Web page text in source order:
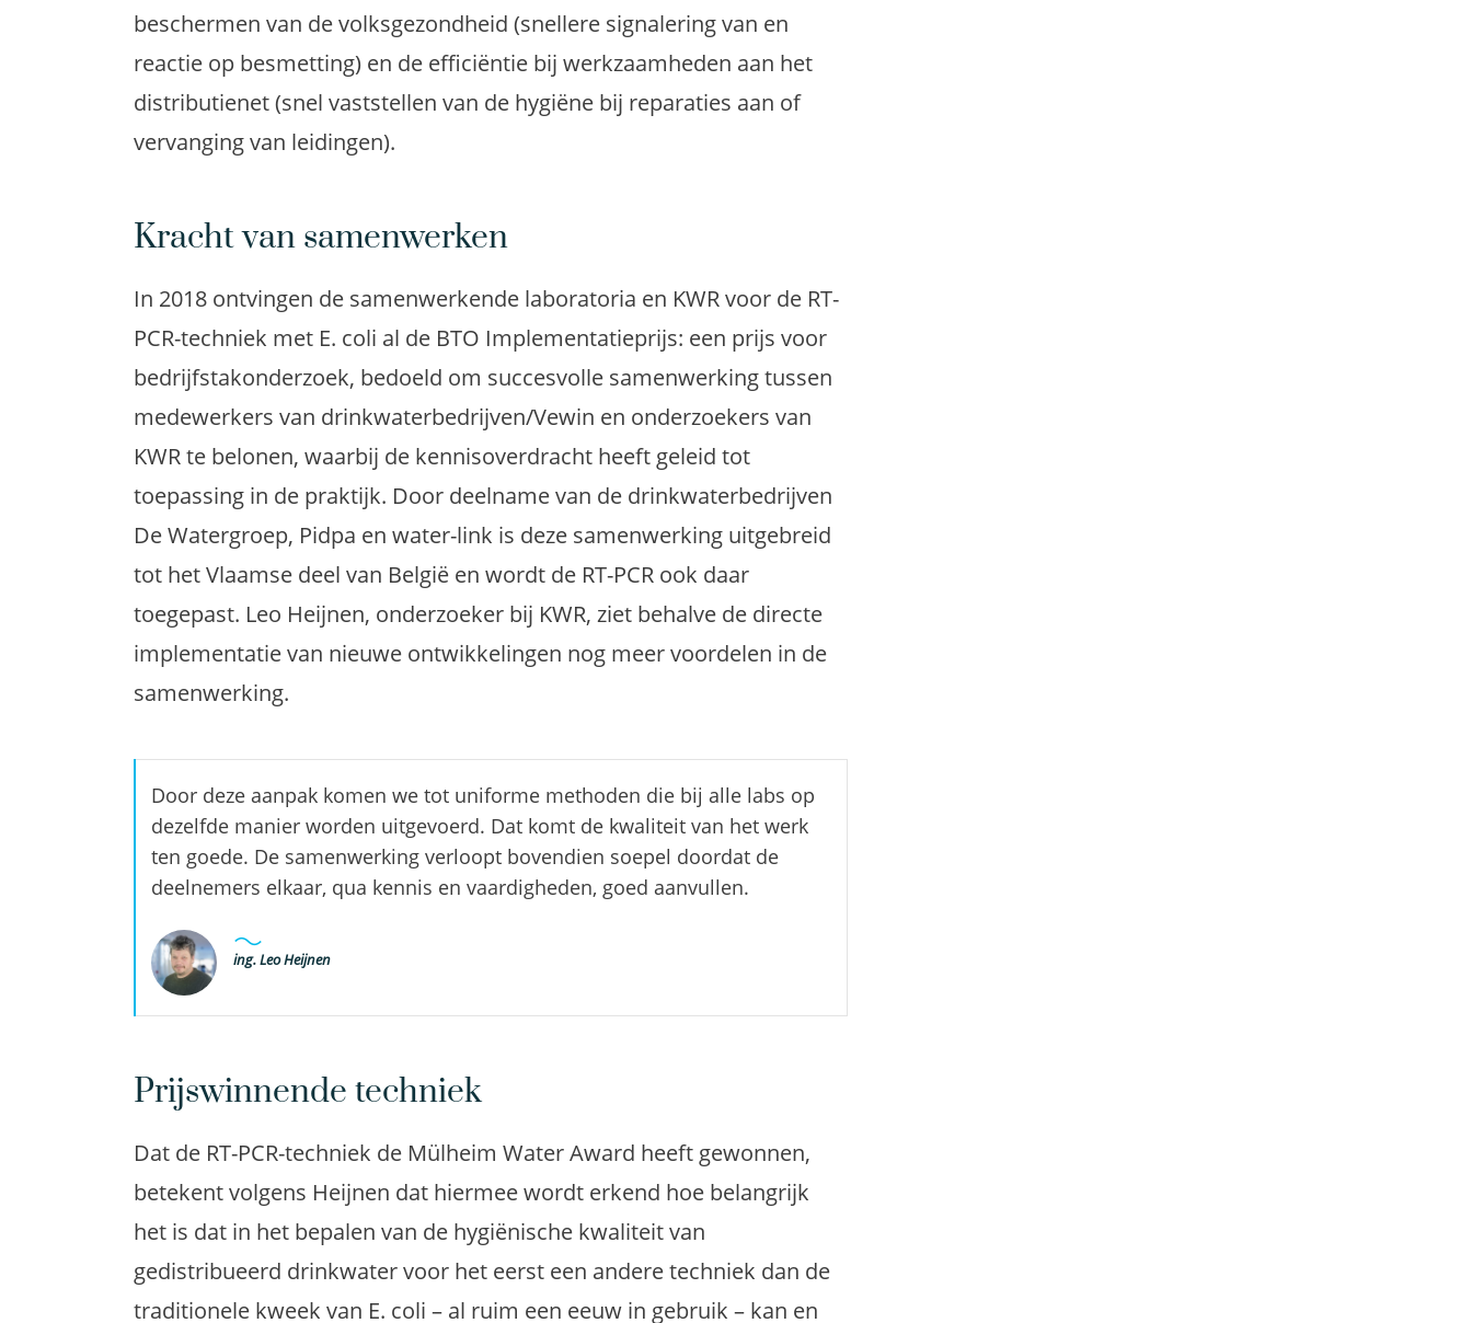
beschermen van de volksgezondheid (snellere signalering van en
reactie op besmetting) en de efficiëntie bij werkzaamheden aan het
distributienet (snel vaststellen van de hygiëne bij reparaties aan of
vervanging van leidingen).
Kracht van samenwerken
In 2018 ontvingen de samenwerkende laboratoria en KWR voor de RT-
PCR-techniek met E. coli al de BTO Implementatieprijs: een prijs voor
bedrijfstakonderzoek, bedoeld om succesvolle samenwerking tussen
medewerkers van drinkwaterbedrijven/Vewin en onderzoekers van
KWR te belonen, waarbij de kennisoverdracht heeft geleid tot
toepassing in de praktijk. Door deelname van de drinkwaterbedrijven
De Watergroep, Pidpa en water-link is deze samenwerking uitgebreid
tot het Vlaamse deel van België en wordt de RT-PCR ook daar
toegepast. Leo Heijnen, onderzoeker bij KWR, ziet behalve de directe
implementatie van nieuwe ontwikkelingen nog meer voordelen in de
samenwerking.
Door deze aanpak komen we tot uniforme methoden die bij alle labs op
dezelfde manier worden uitgevoerd. Dat komt de kwaliteit van het werk
ten goede. De samenwerking verloopt bovendien soepel doordat de
deelnemers elkaar, qua kennis en vaardigheden, goed aanvullen.
ing. Leo Heijnen
Prijswinnende techniek
Dat de RT-PCR-techniek de Mülheim Water Award heeft gewonnen,
betekent volgens Heijnen dat hiermee wordt erkend hoe belangrijk
het is dat in het bepalen van de hygiënische kwaliteit van
gedistribueerd drinkwater voor het eerst een andere techniek dan de
traditionele kweek van E. coli – al ruim een eeuw in gebruik – kan en